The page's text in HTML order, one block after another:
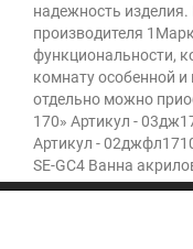
надежность изделия.
производителя
функциональности,
комнату особенной
отдельно можно
170» Артикул -
Артикул -
SE-GC4 Ванна